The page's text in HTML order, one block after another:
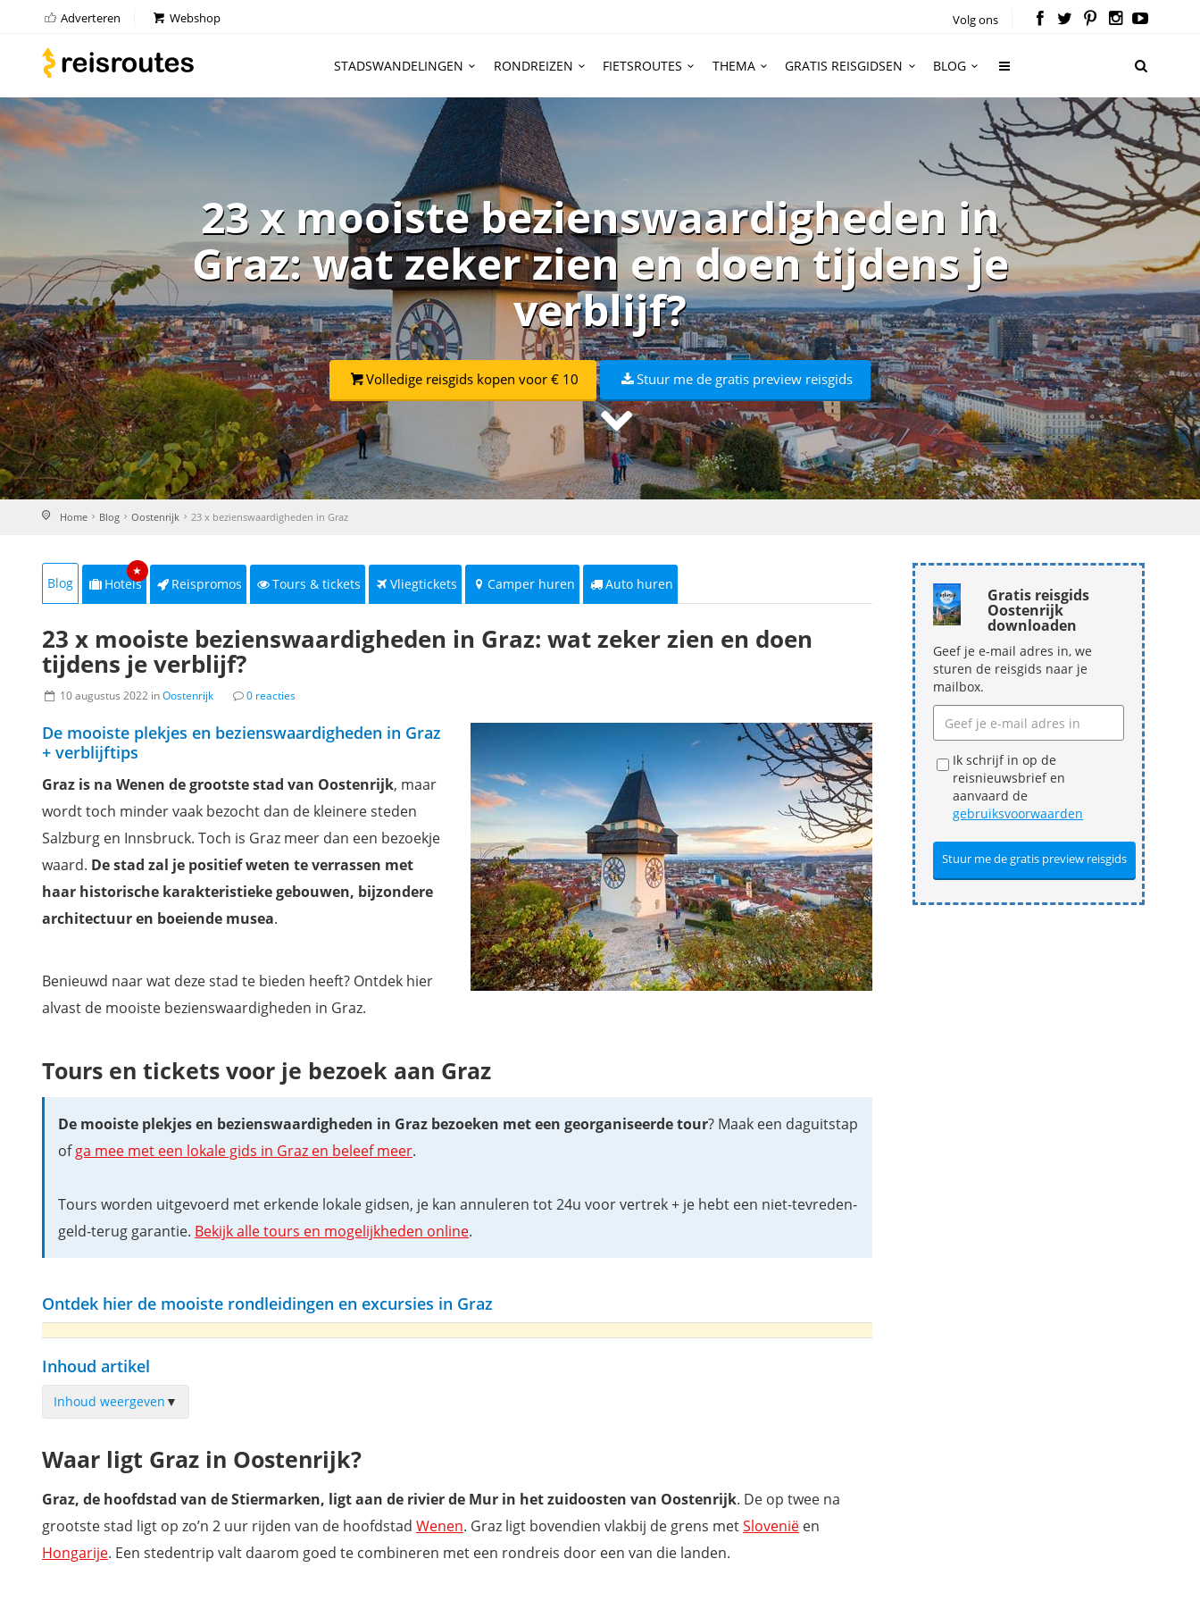
Adverteren Webshop Volg ons
STADSWANDELINGEN RONDREIZEN FIETSROUTES THEMA GRATIS REISGIDSEN BLOG
23 x mooiste bezienswaardigheden in
Graz: wat zeker zien en doen tijdens je
verblijf?
Volledige reisgids kopen voor € 10 Stuur me de gratis preview reisgids
Home Blog Oostenrijk 23 x bezienswaardigheden in Graz
Blog Hotels
★
Reispromos Tours & tickets Vliegtickets Camper huren Auto huren
23 x mooiste bezienswaardigheden in Graz: wat zeker zien en doen
tijdens je verblijf?
10 augustus 2022 inOostenrijk 0 reacties
De mooiste plekjes en bezienswaardigheden in Graz
+ verblijftips
Graz is na Wenen de grootste stad van Oostenrijk, maar
wordt toch minder vaak bezocht dan de kleinere steden
Salzburg en Innsbruck. Toch is Graz meer dan een bezoekje
waard. De stad zal je positief weten te verrassen met
haar historische karakteristieke gebouwen, bijzondere
architectuur en boeiende musea.
Benieuwd naar wat deze stad te bieden heeft? Ontdek hier
alvast de mooiste bezienswaardigheden in Graz.
Tours en tickets voor je bezoek aan Graz
De mooiste plekjes en bezienswaardigheden in Graz bezoeken met een georganiseerde tour? Maak een daguitstap
ofga mee met een lokale gids in Graz en beleef meer.
Tours worden uitgevoerd met erkende lokale gidsen, je kan annuleren tot 24u voor vertrek + je hebt een niet-tevreden-
geld-terug garantie. Bekijk alle tours en mogelijkheden online.
Ontdek hier de mooiste rondleidingen en excursies in Graz
Inhoud artikel
Inhoud weergeven ▼
Schlossberg beklimmen
Maak een ritje op de Sprookjestrein & Schlossberg-glijbaan
Grazer Uhrturm
Kathedraal van Graz
Waar ligt Graz in Oostenrijk?
Graz, de hoofdstad van de Stiermarken, ligt aan de rivier de Mur in het zuidoosten van Oostenrijk. De op twee na
grootste stad ligt op zo’n 2 uur rijden van de hoofdstad Wenen. Graz ligt bovendien vlakbij de grens metSlovenië en
Hongarije. Een stedentrip valt daarom goed te combineren met een rondreis door een van die landen.
Gratis reisgids
Oostenrijk
downloaden
Geef je e-mail adres in, we
sturen de reisgids naar je
mailbox.
Ik schrijf in op de
reisnieuwsbrief en
aanvaard de
gebruiksvoorwaarden